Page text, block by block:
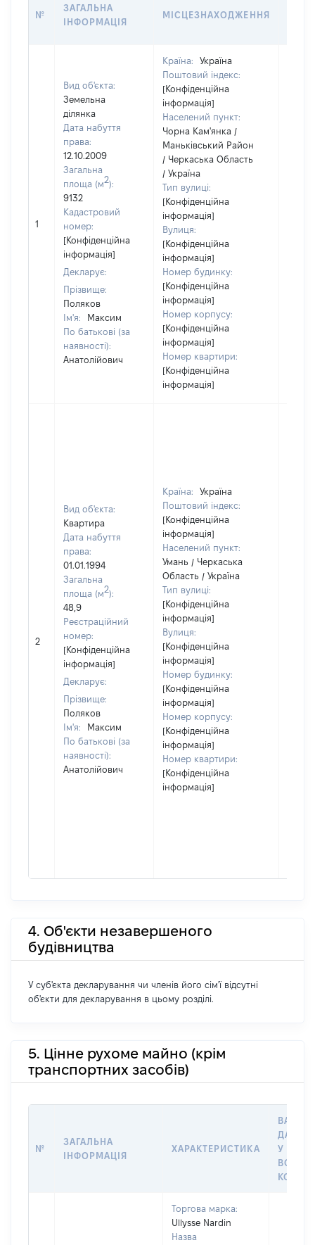
№
ЗАГАЛЬНА
ІНФОРМАЦІЯ
МІСЦЕЗНАХОДЖЕННЯ
1
Вид об'єкта:
Земельна
ділянка
Дата набуття
права:
12.10.2009
Загальна
площа (м2):
9132
Кадастровий
номер:
[Конфіденційна
інформація]
Декларує:
Прізвище:
Поляков
Ім'я:
Максим
По батькові (за
наявності):
Анатолійович
Країна:
Україна
Поштовий індекс:
[Конфіденційна
інформація]
Населений пункт:
Чорна Кам'янка /
Маньківський Район
/ Черкаська Область
/ Україна
Тип вулиці:
[Конфіденційна
інформація]
Вулиця:
[Конфіденційна
інформація]
Номер будинку:
[Конфіденційна
інформація]
Номер корпусу:
[Конфіденційна
інформація]
Номер квартири:
[Конфіденційна
інформація]
2
Вид об'єкта:
Квартира
Дата набуття
права:
01.01.1994
Загальна
площа (м2):
48,9
Реєстраційний
номер:
[Конфіденційна
інформація]
Декларує:
Прізвище:
Поляков
Ім'я:
Максим
По батькові (за
наявності):
Анатолійович
Країна:
Україна
Поштовий індекс:
[Конфіденційна
інформація]
Населений пункт:
Умань / Черкаська
Область / Україна
Тип вулиці:
[Конфіденційна
інформація]
Вулиця:
[Конфіденційна
інформація]
Номер будинку:
[Конфіденційна
інформація]
Номер корпусу:
[Конфіденційна
інформація]
Номер квартири:
[Конфіденційна
інформація]
4. Об'єкти незавершеного
будівництва
У суб'єкта декларування чи членів його сім'ї відсутні
об'єкти для декларування в цьому розділі.
5. Цінне рухоме майно (крім
транспортних засобів)
№
ЗАГАЛЬНА
ІНФОРМАЦІЯ
ХАРАКТЕРИСТИКА
ДАТУ
У
Торгова марка:
Ullysse Nardin
Назва